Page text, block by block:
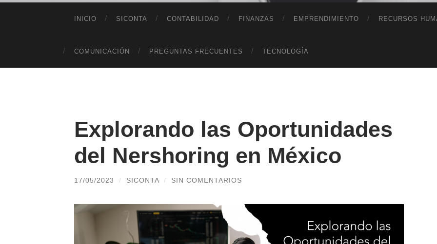
INICIO SICONTA CONTABILIDAD FINANZAS EMPRENDIMIENTO RECURSOS
COMUNICACIÓN PREGUNTAS FRECUENTES TECNOLOGÍA
Explorando las Oportunidades
del Nershoring en México
17/05/2023 / SICONTA / SIN COMENTARIOS